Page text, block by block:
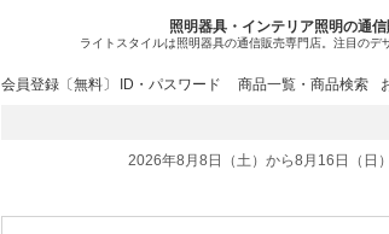
照明器具・インテリア照明の通信
ライトスタイルは照明器具の通信販売専門店。注目のデ
会員登録〔無料〕 ID・パスワード 商品一覧・商品検索
2026年8月8日（土）から8月16日（日